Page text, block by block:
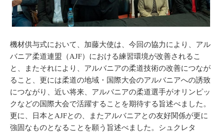
機材供与式において、加藤大使は、今回の協力により、アル
バニア柔道連盟（AJF）における練習環境が改善されるこ
と、またそれにより、アルバニアの柔道技術の改善につなが
ること、更には柔道の地域・国際大会のアルバニアへの誘致
につながり、近い将来、アルバニアの柔道選手がオリンピッ
クなどの国際大会で活躍することを期待する旨述べました。
更に、日本とAJFとの、またアルバニアとの友好関係が更に
強固なものとなることを願う旨述べました。シュクレタ